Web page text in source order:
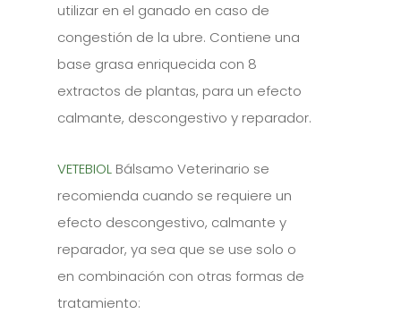
utilizar en el ganado en caso de
congestión de la ubre. Contiene una
base grasa enriquecida con 8
extractos de plantas, para un efecto
calmante, descongestivo y reparador.
VETEBIOL Bálsamo Veterinario se
recomienda cuando se requiere un
efecto descongestivo, calmante y
reparador, ya sea que se use solo o
en combinación con otras formas de
tratamiento: